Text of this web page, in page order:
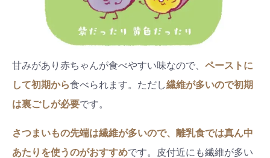
甘みがあり赤ちゃんが食べやすい味なので、 ペーストに
して初期から食べられます。ただし繊維が多いので初期
は裏ごしが必要です。
さつまいもの先端は繊維が多いので、離乳食では真ん中
あたりを使うのがおすすめです。皮付近にも繊維が多い